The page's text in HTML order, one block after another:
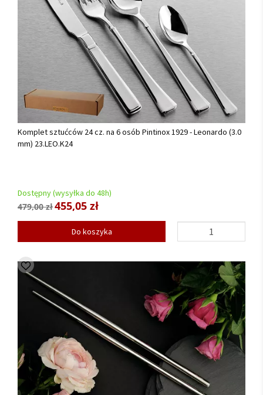
Komplet sztućców 24 cz. na 6 osób Pintinox 1929 - Leonardo (3.0
mm) 23.LEO.K24
Dostępny (wysyłka do 48h)
479,00 zł455,05 zł
Do koszyka